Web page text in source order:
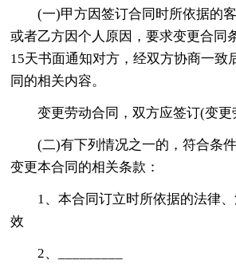
(一)甲方因签订合同时所依据的
或者乙方因个人原因，要求变更合同
15天书面通知对方，经双方协商一致
同的相关内容。
变更劳动合同，双方应签订(变更
(二)有下列情况之一的，符合条
变更本合同的相关条款：
1、本合同订立时所依据的法律
效
2、_________